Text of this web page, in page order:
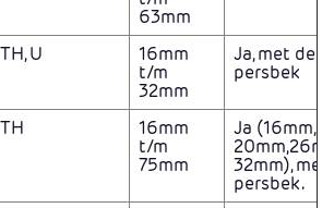
63mm
TH, U
16mm
t/m
32mm
Ja, met de
persbek
TH
16mm
t/m
75mm
Ja (16mm,
32mm), met
persbek.